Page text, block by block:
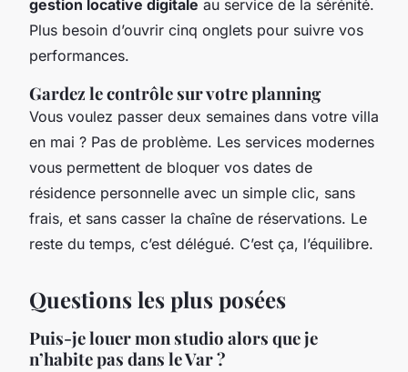
gestion locative digitale au service de la sérénité.
Plus besoin d’ouvrir cinq onglets pour suivre vos
performances.
Gardez le contrôle sur votre planning
Vous voulez passer deux semaines dans votre villa
en mai ? Pas de problème. Les services modernes
vous permettent de bloquer vos dates de
résidence personnelle avec un simple clic, sans
frais, et sans casser la chaîne de réservations. Le
reste du temps, c’est délégué. C’est ça, l’équilibre.
Questions les plus posées
Puis-je louer mon studio alors que je
n’habite pas dans le Var ?